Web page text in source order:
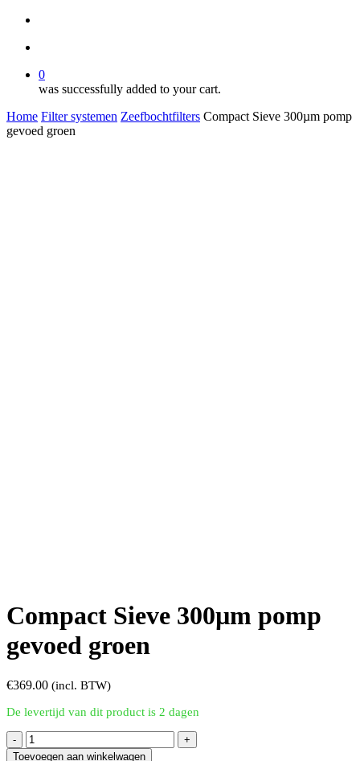
0
was successfully added to your cart.
Home Filter systemen Zeefbochtfilters Compact Sieve 300µm pomp
gevoed groen
Compact Sieve 300µm pomp
gevoed groen
€369.00 (incl. BTW)
De levertijd van dit product is 2 dagen
Compact
Sieve
Toevoegen aan winkelwagen